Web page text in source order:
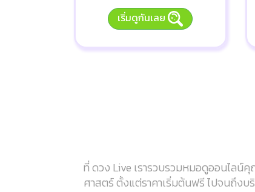
เริ่มดูกันเลย
ที่ ดวง Live เรารวบรวมหมอดูออนไลน์
ศาสตร์ ตั้งแต่ราคาเริ่มต้นฟรี ไปจนถึง